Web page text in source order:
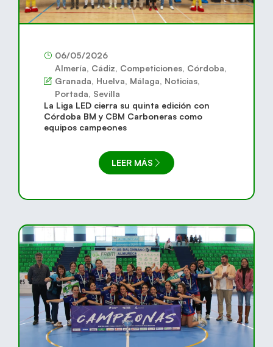
06/05/2026
Almería, Cádiz, Competiciones, Córdoba,
Granada, Huelva, Málaga, Noticias,
Portada, Sevilla
La Liga LED cierra su quinta edición con
Córdoba BM y CBM Carboneras como
equipos campeones
LEER MÁS